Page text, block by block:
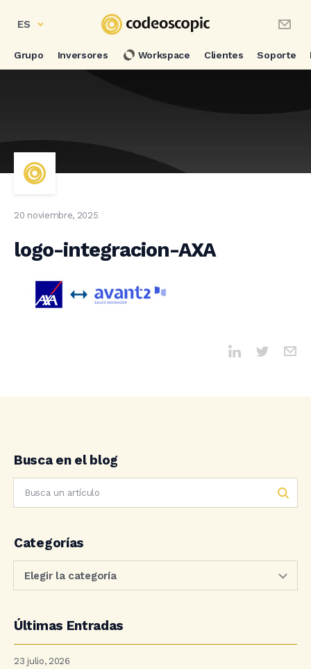
ES
Grupo Inversores Workspace Clientes Soporte
20 noviembre, 2025
logo-integracion-AXA
Busca en el blog
Categorías
Últimas Entradas
23 julio, 2026